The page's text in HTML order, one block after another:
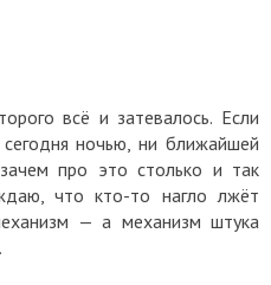
всё и затевалось. Если
ночью, ни ближайшей
про это столько и так
что кто-то нагло лжёт
— а механизм штука